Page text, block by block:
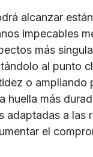
alcanzar
impecables
más
al punto
o ampliando
huella más
adaptadas a las
el